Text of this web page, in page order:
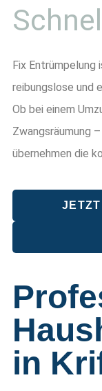
Fix
reibungslose und
Ob bei einem
Zwangsräumung
übernehmen die
JETZT
in